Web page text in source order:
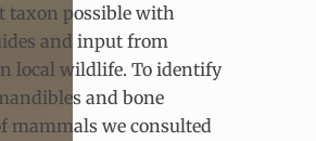
taxon possible with
and input from
local wildlife. To identify
and bone
mammals we consulted